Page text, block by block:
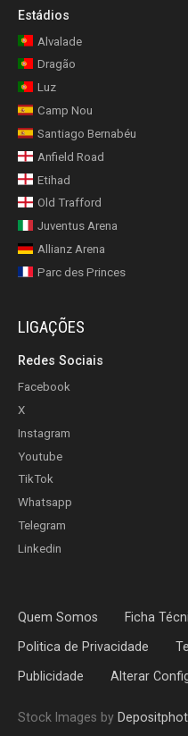
Estádios
Alvalade
Dragão
Luz
Camp Nou
Santiago Bernabéu
Anfield Road
Etihad
Old Trafford
Juventus Arena
Allianz Arena
Parc des Princes
LIGAÇÕES
Redes Sociais
Facebook
X
Instagram
Youtube
TikTok
Whatsapp
Telegram
Linkedin
Quem Somos Ficha
Politica de Privacidade
Publicidade Alterar
Stock Images by